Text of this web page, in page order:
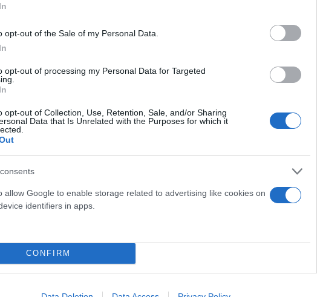
opt-out of the Sale of my Personal Data.
opt-out of processing my Personal Data for Targeted
opt-out of Collection, Use, Retention, Sale, and/or Sharing
Data that Is Unrelated with the Purposes for which it
allow Google to enable storage related to advertising like cookies on
identifiers in apps.
CONFIRM
οι μαθητές μπορούν να
απέναντι στο περιβάλλον»
του υπουργείου:
για την διάσωση της φυσικής και πολιτιστικής μας
της περιβαλλοντικής συνείδησης των μαθητών. Γιατί μέσα
να αποκτήσουν μια θετική στάση ζωής απέναντι στο
πυρκαγιές, όσο και με τις πλημμύρες, γίναμε μάρτυρες
φυσικό περιβάλλον και την κοινωνία μας. Είναι λοιπόν,
ευαισθητοποιημένοι απέναντι στο περιβάλλον και να
Να φροντίσουμε ώστε να κατανοήσουν την αξία της
κλιματικής αλλαγής. Γιατί όσο καλλιεργούμε την
τις συνθήκες ζωής όλων μας».